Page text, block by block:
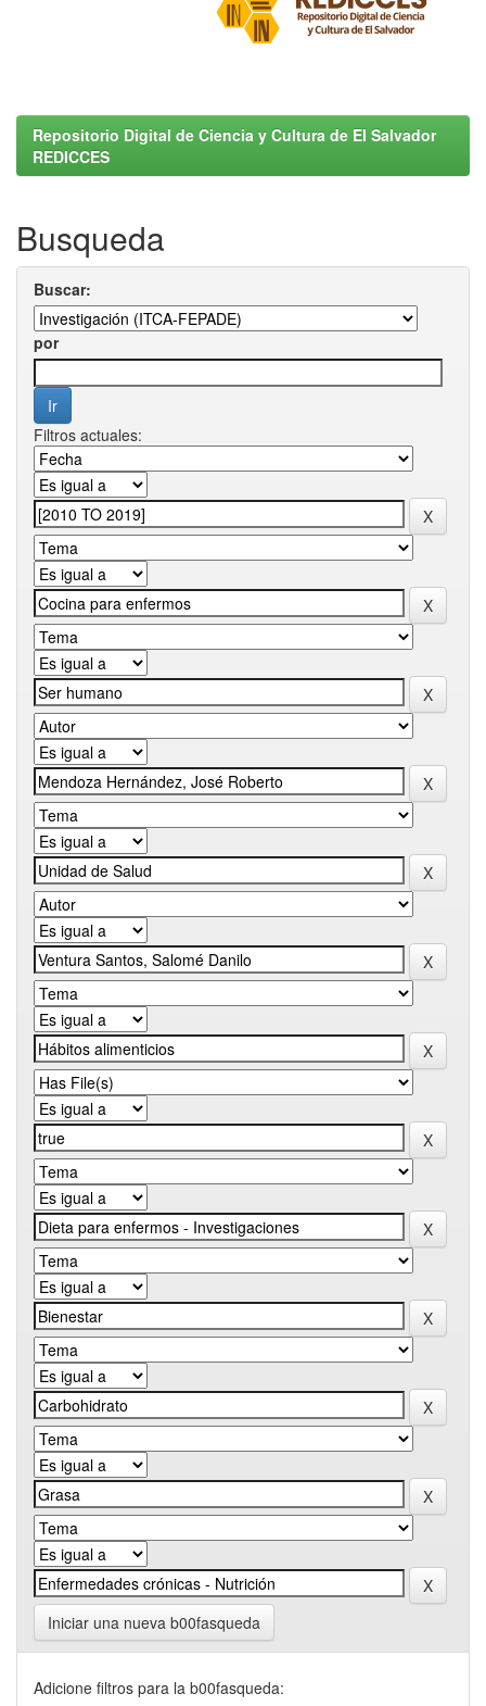
Repositorio Digital de Ciencia y Cultura de El Salvador
REDICCES
Busqueda
Buscar:
por
Filtros actuales:
Iniciar una nueva b00fasqueda
Adicione filtros para la b00fasqueda: